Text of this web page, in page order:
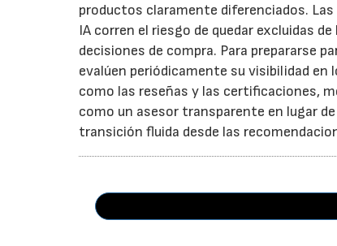
productos claramente diferenciados.
IA corren el riesgo de quedar excluidas
decisiones de compra. Para prepararse
evalúen periódicamente su visibilidad
como las reseñas y las certificaciones,
como un asesor transparente en lugar
transición fluida desde las